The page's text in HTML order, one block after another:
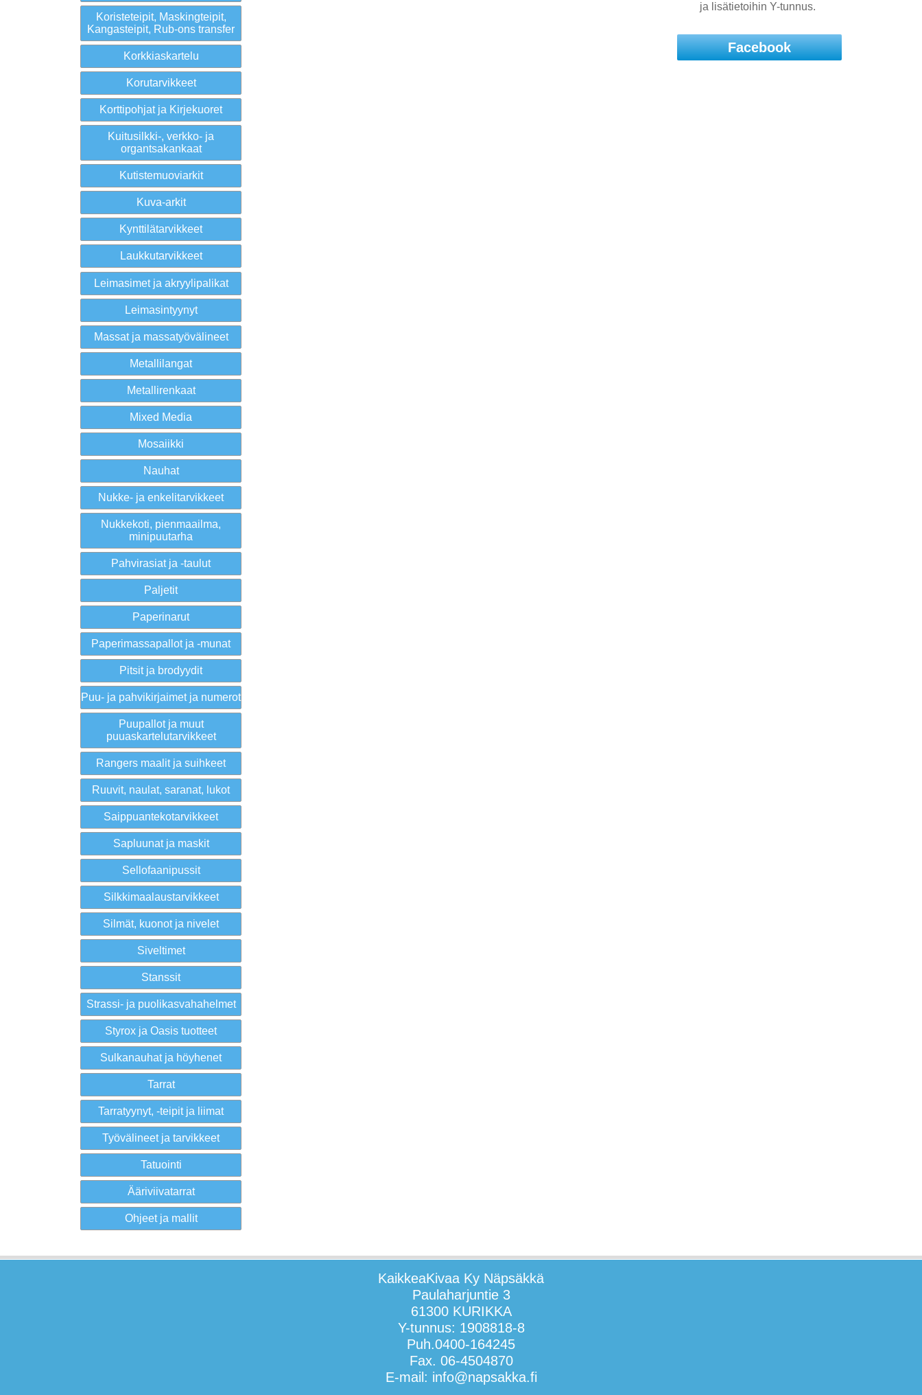
Koristeteipit, Maskingteipit,
Kangasteipit, Rub-ons transfer
Korkkiaskartelu
Korutarvikkeet
Korttipohjat ja Kirjekuoret
Kuitusilkki-, verkko- ja
organtsakankaat
Kutistemuoviarkit
Kuva-arkit
Kynttilätarvikkeet
Laukkutarvikkeet
Leimasimet ja akryylipalikat
Leimasintyynyt
Massat ja massatyövälineet
Metallilangat
Metallirenkaat
Mixed Media
Mosaiikki
Nauhat
Nukke- ja enkelitarvikkeet
Nukkekoti, pienmaailma,
minipuutarha
Pahvirasiat ja -taulut
Paljetit
Paperinarut
Paperimassapallot ja -munat
Pitsit ja brodyydit
Puu- ja pahvikirjaimet ja numerot
Puupallot ja muut
puuaskartelutarvikkeet
Rangers maalit ja suihkeet
Ruuvit, naulat, saranat, lukot
Saippuantekotarvikkeet
Sapluunat ja maskit
Sellofaanipussit
Silkkimaalaustarvikkeet
Silmät, kuonot ja nivelet
Siveltimet
Stanssit
Strassi- ja puolikasvahahelmet
Styrox ja Oasis tuotteet
Sulkanauhat ja höyhenet
Tarrat
Tarratyynyt, -teipit ja liimat
Työvälineet ja tarvikkeet
Tatuointi
Ääriviivatarrat
Ohjeet ja mallit
ja lisätietoihin Y-tunnus.
Facebook
KaikkeaKivaa Ky Näpsäkkä
Paulaharjuntie 3
61300 KURIKKA
Y-tunnus: 1908818-8
Puh.0400-164245
Fax. 06-4504870
E-mail: info@napsakka.fi